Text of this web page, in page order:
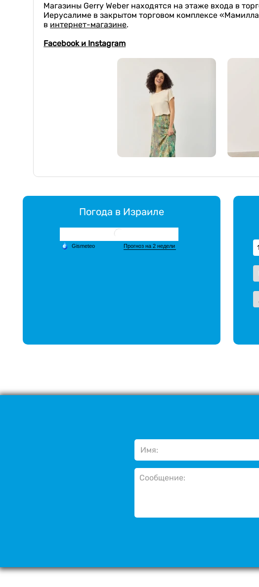
Магазины Gerry Weber находятся на этаже входа в
Иерусалиме в закрытом торговом комплексе
в интернет-магазине.
Facebookи Instagram
Погода в Израиле